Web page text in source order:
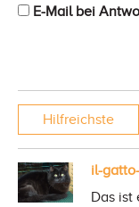
E-Mail bei
Hilfreichste
il-
Das ist